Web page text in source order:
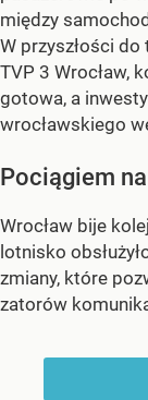
między
W przyszłości
TVP 3 Wrocław,
gotowa, a
wrocławskiego
Pociągiem
Wrocław bije
lotnisko
zmiany, które
zatorów